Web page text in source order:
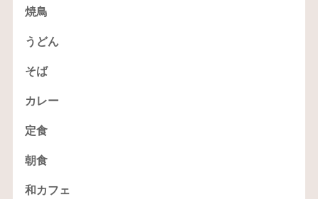
焼鳥
うどん
そば
カレー
定食
朝食
和カフェ